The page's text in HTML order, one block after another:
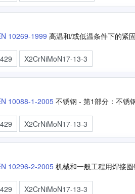
10269-1999 高温和/或低温条件下的紧
X2CrNiMoN17-13-3
10088-1-2005 不锈钢 - 第1部分：不锈
X2CrNiMoN17-13-3
10296-2-2005 机械和一般工程用焊接
X2CrNiMoN17-13-3